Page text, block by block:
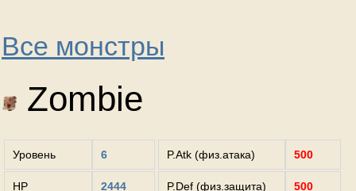
Все монстры
Zombie
Уровень 6
HP 2444
P.Atk (физ.атака) 500
P.Def (физ.защита) 500